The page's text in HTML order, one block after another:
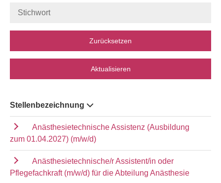
Zurücksetzen
Aktualisieren
Stellenbezeichnung
Anästhesietechnische Assistenz (Ausbildung
zum 01.04.2027) (m/w/d)
Anästhesietechnische/r Assistent/in oder
Pflegefachkraft (m/w/d) für die Abteilung Anästhesie